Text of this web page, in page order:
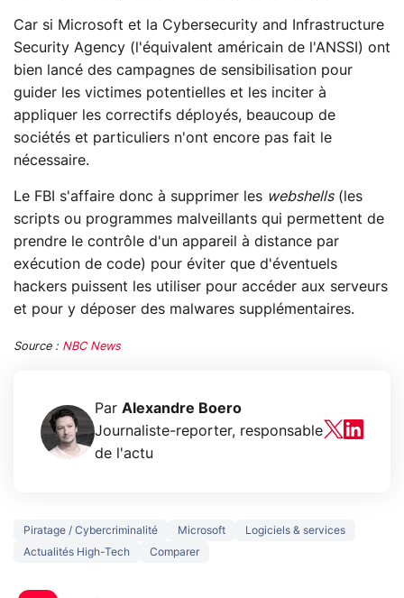
Car si Microsoft et la Cybersecurity and Infrastructure
Security Agency (l'équivalent américain de l'ANSSI) ont
bien lancé des campagnes de sensibilisation pour
guider les victimes potentielles et les inciter à
appliquer les correctifs déployés, beaucoup de
sociétés et particuliers n'ont encore pas fait le
nécessaire.
Le FBI s'affaire donc à supprimer les webshells(les
scripts ou programmes malveillants qui permettent de
prendre le contrôle d'un appareil à distance par
exécution de code) pour éviter que d'éventuels
hackers puissent les utiliser pour accéder aux serveurs
et pour y déposer des malwares supplémentaires.
Source : NBC News
Par Alexandre Boero
Journaliste-reporter, responsable
de l'actu
Piratage / Cybercriminalité Microsoft
Logiciels & services
Actualités High-Tech
Comparer
3 écrans en 1 pour
319€ ? Voici L'AOC